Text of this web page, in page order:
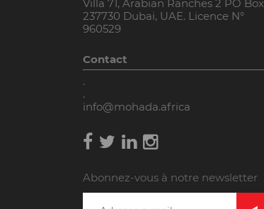
Villa 71, Arabian Ranches 2 PO Box
237730 Dubai, UAE. Licence N°
960529
Contact
.
.
info@mohada.africa
Abonnez-vous à notre newsletter